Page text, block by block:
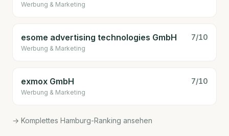
Werbung & Marketing
esome advertising technologies GmbH 7/10
Werbung & Marketing
exmox GmbH 7/10
Werbung & Marketing
→ Komplettes Hamburg-Ranking ansehen